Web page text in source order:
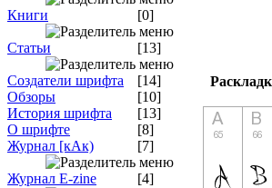
Книги [0]
Статьи [13]
Создатели шрифта
[14]
Обзоры
[10]
История шрифта
[13]
О шрифте
[8]
Журнал [кАк)
[7]
Журнал E-zine [4]